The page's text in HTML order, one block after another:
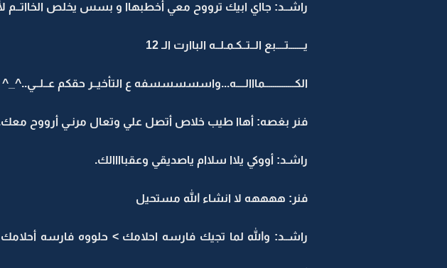
راشــد: جااي ابيك ترووح معي أخطبهاا و بسس يخلص الخااتــم
يـــــــتــــبع الــتــكـمـلــه الباارت الـ 12
الكــــــــــــــمااالــــه...واسسسسسفه ع التأخيــر حقكم عــلــي..^_^
فنر بغصه: أهاا طيب خلاص أتصل علي وتعال مرنـي أرووح
راشـد: أووكي يلاا سلاام ياصديقي وعقباااالك.
فنر: ههههه لا انشاء الله مستحيل
راشــد: والله لما تجيك فارسه احلامك > حلووه فارسه